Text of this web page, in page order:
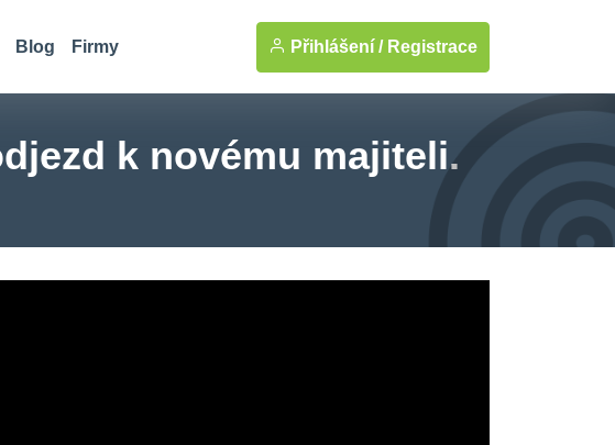
Blog Firmy Přihlášení / Registrace
k novému majiteli.